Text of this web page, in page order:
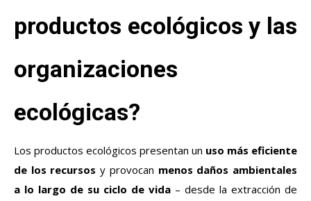
productos ecológicos y las
organizaciones
ecológicas?
Los productos ecológicos presentan un uso más eficiente
de los recursos y provocan menos daños ambientales
a lo largo de su ciclo de vida – desde la extracción de